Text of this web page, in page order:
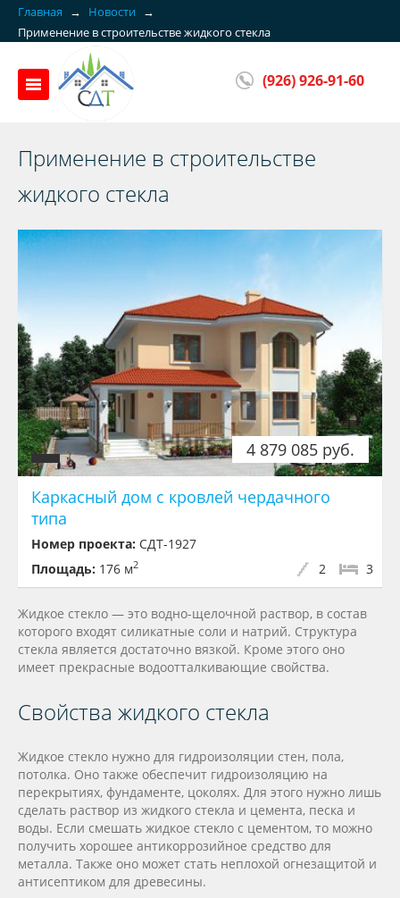
Главная → Новости
→
Применение в строительстве жидкого стекла
(926) 926-91-60
Применение в строительстве
жидкого стекла
4 879 085 руб.
Каркасный дом с кровлей чердачного
типа
Номер проекта: СДТ-1927
Площадь: 176 м2 3
2
Жидкое стекло — это водно-щелочной раствор, в состав
которого входят силикатные соли и натрий. Структура
стекла является достаточно вязкой. Кроме этого оно
имеет прекрасные водоотталкивающие свойства.
Свойства жидкого стекла
Жидкое стекло нужно для гидроизоляции стен, пола,
потолка. Оно также обеспечит гидроизоляцию на
перекрытиях, фундаменте, цоколях. Для этого нужно лишь
сделать раствор из жидкого стекла и цемента, песка и
воды. Если смешать жидкое стекло с цементом, то можно
получить хорошее антикоррозийное средство для
металла. Также оно может стать неплохой огнезащитой и
антисептиком для древесины.